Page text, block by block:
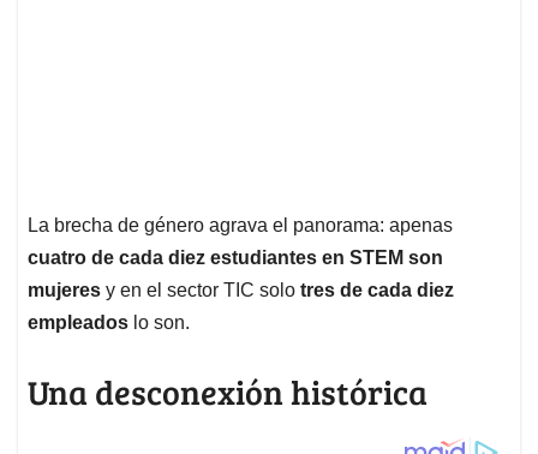
La brecha de género agrava el panorama: apenas
cuatro de cada diez estudiantes en STEM son
mujeres y en el sector TIC solo tres de cada diez
empleados lo son.
Una desconexión histórica